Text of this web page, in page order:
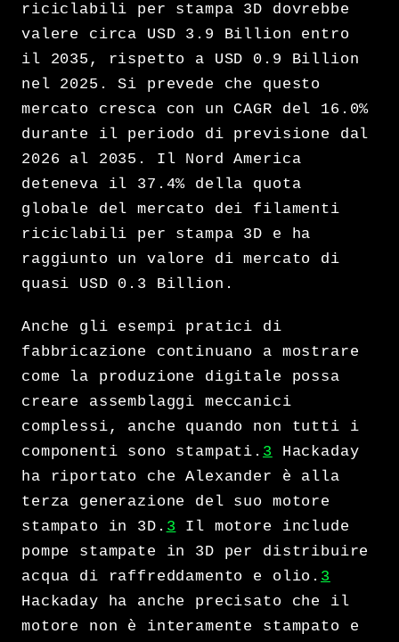
riciclabili per stampa 3D dovrebbe
valere circa USD 3.9 Billion entro
il 2035, rispetto a USD 0.9 Billion
nel 2025. Si prevede che questo
mercato cresca con un CAGR del 16.0%
durante il periodo di previsione dal
2026 al 2035. Il Nord America
deteneva il 37.4% della quota
globale del mercato dei filamenti
riciclabili per stampa 3D e ha
raggiunto un valore di mercato di
quasi USD 0.3 Billion.
Anche gli esempi pratici di
fabbricazione continuano a mostrare
come la produzione digitale possa
creare assemblaggi meccanici
complessi, anche quando non tutti i
componenti sono stampati. 3 Hackaday
ha riportato che Alexander è alla
terza generazione del suo motore
stampato in 3D. 3 Il motore include
pompe stampate in 3D per distribuire
acqua di raffreddamento e olio. 3
Hackaday ha anche precisato che il
motore non è interamente stampato e